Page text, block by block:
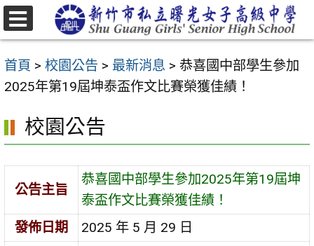
跳
至
要
內
區
首頁 > 校園公告 > 最新消息 > 恭喜國中部學生參加
2025年第19屆坤泰盃作文比賽榮獲佳績！
校園公告
公告主旨
恭喜國中部學生參加2025年第19屆坤
泰盃作文比賽榮獲佳績！
發佈日期
2025 年 5 月 29 日
選
單